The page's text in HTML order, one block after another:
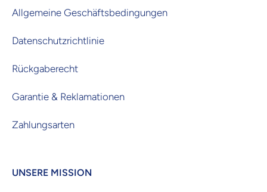
Allgemeine Geschäftsbedingungen
Datenschutzrichtlinie
Rückgaberecht
Garantie & Reklamationen
Zahlungsarten
UNSERE MISSION